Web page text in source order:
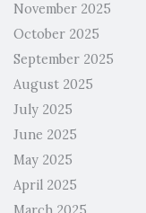
November 2025
October 2025
September 2025
August 2025
July 2025
June 2025
May 2025
April 2025